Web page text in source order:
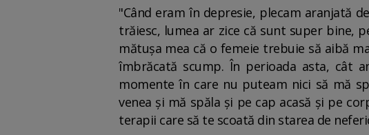
"Când eram în depresie, plecam aranjată
trăiesc, lumea ar zice că sunt super bine,
mătușa mea că o femeie trebuie să aibă
îmbrăcată scump. În perioada asta, cât
momente în care nu puteam nici să mă
venea și mă spăla și pe cap acasă și pe
terapii care să te scoată din starea de